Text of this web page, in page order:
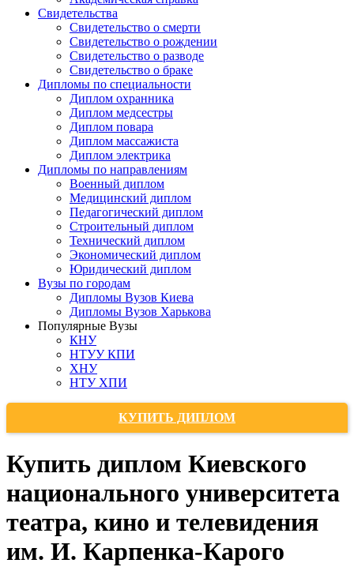
Свидетельства
Свидетельство о смерти
Свидетельство о рождении
Свидетельство о разводе
Свидетельство о браке
Дипломы по специальности
Диплом охранника
Диплом медсестры
Диплом повара
Диплом массажиста
Диплом электрика
Дипломы по направлениям
Военный диплом
Медицинский диплом
Педагогический диплом
Строительный диплом
Технический диплом
Экономический диплом
Юридический диплом
Вузы по городам
Дипломы Вузов Киева
Дипломы Вузов Харькова
Популярные Вузы
КНУ
НТУУ КПИ
ХНУ
НТУ ХПИ
КУПИТЬ ДИПЛОМ
Купить диплом Киевского
национального университета
театра, кино и телевидения
им. И. Карпенка-Карого